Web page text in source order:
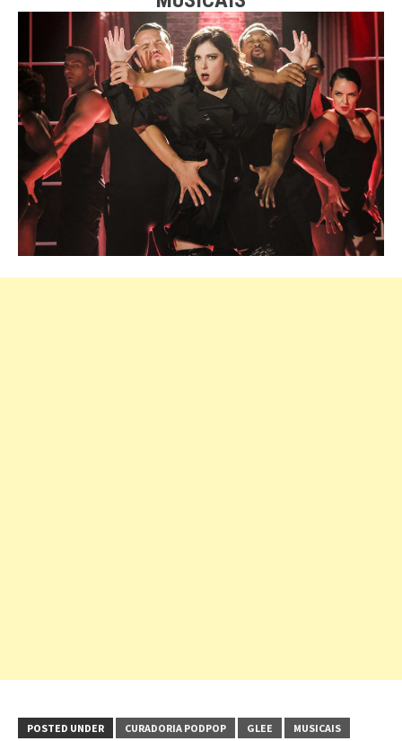
POSTED UNDER CURADORIA PODPOP GLEE
MUSICAIS